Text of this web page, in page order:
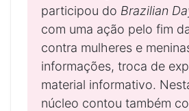
participou do Brazilian
com uma ação pelo fim
contra mulheres e
informações, troca de
material informativo.
núcleo contou também